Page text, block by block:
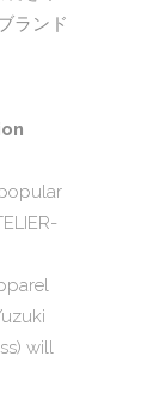
ランド
will